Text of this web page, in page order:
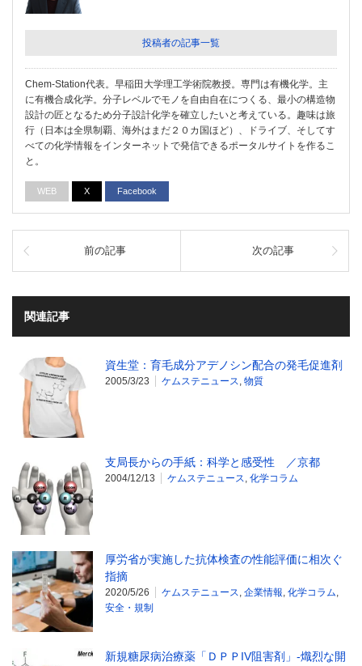
投稿者の記事一覧
Chem-Station代表。早稲田大学理工学術院教授。専門は有機化学。主
に有機合成化学。分子レベルでモノを自由自在につくる、最小の構造物
設計の匠となるため分子設計化学を確立したいと考えている。趣味は旅
行（日本は全県制覇、海外はまだ２０カ国ほど）、ドライブ、そしてす
べての化学情報をインターネットで発信できるポータルサイトを作るこ
と。
WEB X Facebook
前の記事 次の記事
関連記事
資生堂：育毛成分アデノシン配合の発毛促進剤
2005/3/23 ケムステニュース, 物質
支局長からの手紙：科学と感受性 ／京都
2004/12/13 ケムステニュース, 化学コラム
厚労省が実施した抗体検査の性能評価に相次ぐ
指摘
2020/5/26 ケムステニュース, 企業情報, 化学コラム,
安全・規制
新規糖尿病治療薬「ＤＰＰIV阻害剤」‐熾烈な開